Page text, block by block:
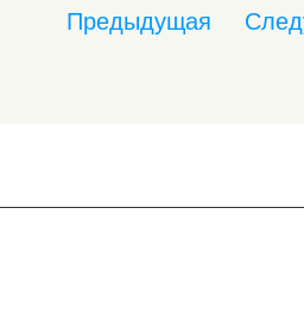
Предыдущая